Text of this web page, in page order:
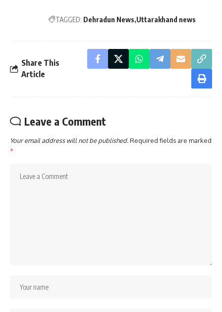
TAGGED: Dehradun News Uttarakhand news
Share This
Article
Leave a Comment
Your email address will not be published.Required fields are marked
*